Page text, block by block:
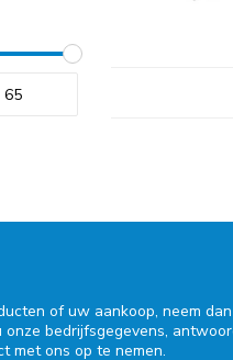
of uw aankoop, neem
bedrijfsgegevens,
met ons op te nemen.